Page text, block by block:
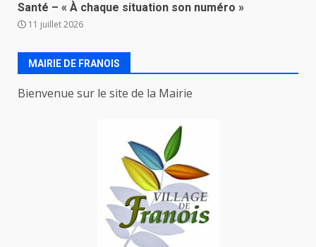
Santé – « À chaque situation son numéro »
11 juillet 2026
MAIRIE DE FRANOIS
Bienvenue sur le site de la Mairie